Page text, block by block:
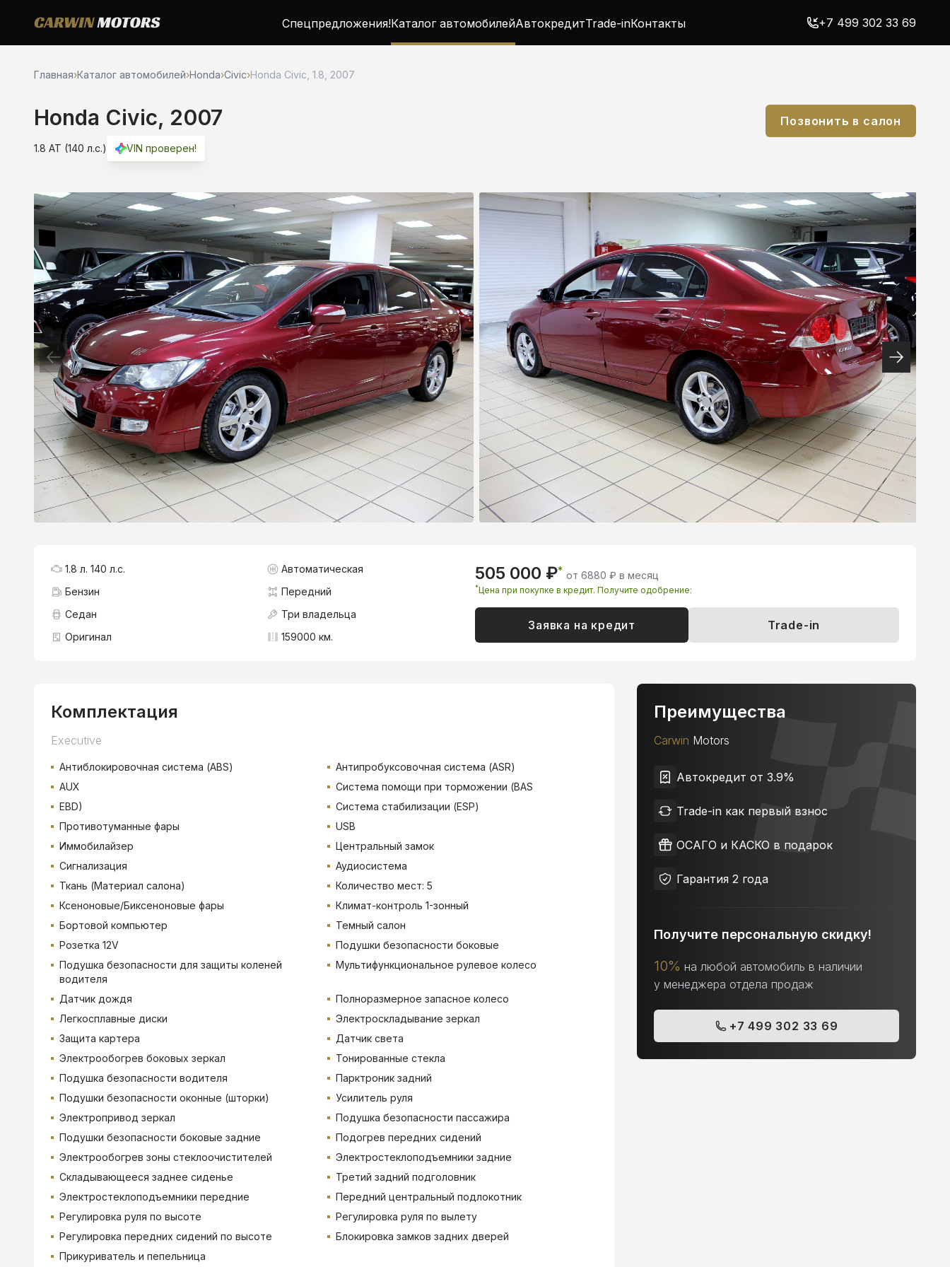
Спецпредложения!Каталог автомобилейАвтокредитTrade-inКонтакты +7 499 302 33 69
Главная›Каталог автомобилей›Honda›Civic›Honda Civic, 1.8, 2007
Honda Civic, 2007
1.8 AT (140 л.с.) VIN проверен!
Позвонить в салон
505 000 ₽* от 6880 ₽ в месяц
*Цена при покупке в кредит. Получите одобрение:
Заявка на кредит Trade-in
1.8 л. 140 л.с.
Автоматическая
Бензин
Передний
Седан
Три владельца
Оригинал
159000 км.
Комплектация
Executive
Антиблокировочная система (ABS)
Антипробуксовочная система (ASR)
AUX
Система помощи при торможении (BAS
EBD)
Система стабилизации (ESP)
Противотуманные фары
USB
Иммобилайзер
Центральный замок
Сигнализация
Аудиосистема
Ткань (Материал салона)
Количество мест: 5
Ксеноновые/Биксеноновые фары
Климат-контроль 1-зонный
Бортовой компьютер
Темный салон
Розетка 12V
Подушки безопасности боковые
Подушка безопасности для защиты коленей
водителя
Мультифункциональное рулевое колесо
Датчик дождя
Полноразмерное запасное колесо
Легкосплавные диски
Электроскладывание зеркал
Защита картера
Датчик света
Электрообогрев боковых зеркал
Тонированные стекла
Подушка безопасности водителя
Парктроник задний
Подушки безопасности оконные (шторки)
Усилитель руля
Электропривод зеркал
Подушка безопасности пассажира
Подушки безопасности боковые задние
Подогрев передних сидений
Электрообогрев зоны стеклоочистителей
Электростеклоподъемники задние
Складывающееся заднее сиденье
Третий задний подголовник
Электростеклоподъемники передние
Передний центральный подлокотник
Регулировка руля по высоте
Регулировка руля по вылету
Регулировка передних сидений по высоте
Блокировка замков задних дверей
Прикуриватель и пепельница
Преимущества
Carwin Motors
Автокредит от 3.9%
Trade-in как первый взнос
ОСАГО и КАСКО в подарок
Гарантия 2 года
Получите персональную скидку!
10% на любой автомобиль в наличии
у менеджера отдела продаж
+7 499 302 33 69